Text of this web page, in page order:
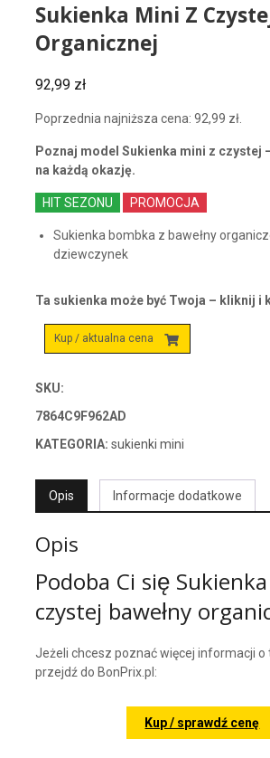
Sukienka Mini Z
Organicznej
92,99 zł
Poprzednia najniższa cena: 92,99 zł.
Poznaj model Sukienka mini z czystej
na każdą okazję.
HIT SEZONU PROMOCJA
Sukienka bombka z bawełny
dziewczynek
Ta sukienka może być Twoja – kliknij i
Kup / aktualna cena
SKU:
7864C9F962AD
KATEGORIA: sukienki mini
Opis Informacje dodatkowe
Opis
Podoba Ci się
czystej bawełny
Jeżeli chcesz poznać więcej informacji o
przejdź do BonPrix.pl:
Kup / sprawdź cenę